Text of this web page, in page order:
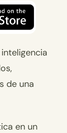
de una
en un